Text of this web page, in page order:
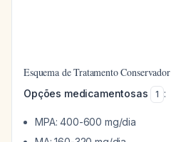
Esquema de Tratamento Conservador
Opções medicamentosas 1 :
MPA: 400-600 mg/dia